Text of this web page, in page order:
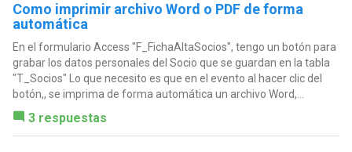
Como imprimir archivo Word o PDF de forma
automática
En el formulario Access "F_FichaAltaSocios", tengo un botón para
grabar los datos personales del Socio que se guardan en la tabla
"T_Socios" Lo que necesito es que en el evento al hacer clic del
botón,, se imprima de forma automática un archivo Word,...
3 respuestas